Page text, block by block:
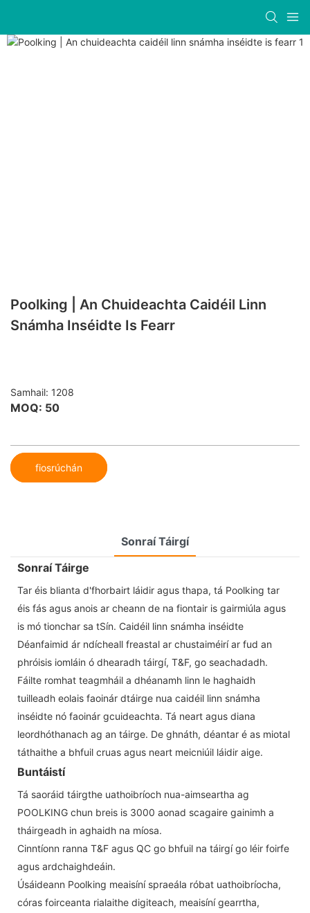
Poolking | An Chuideachta Caidéil Linn
Snámha Inséidte Is Fearr
Samhail: 1208
MOQ: 50
fiosrúchán
Sonraí Táirgí
Sonraí Táirge
Tar éis blianta d'fhorbairt láidir agus thapa, tá Poolking tar
éis fás agus anois ar cheann de na fiontair is gairmiúla agus
is mó tionchar sa tSín. Caidéil linn snámha inséidte
Déanfaimid ár ndícheall freastal ar chustaiméirí ar fud an
phróisis iomláin ó dhearadh táirgí, T&F, go seachadadh.
Fáilte romhat teagmháil a dhéanamh linn le haghaidh
tuilleadh eolais faoinár dtáirge nua caidéil linn snámha
inséidte nó faoinár gcuideachta. Tá neart agus diana
leordhóthanach ag an táirge. De ghnáth, déantar é as miotal
táthaithe a bhfuil cruas agus neart meicniúil láidir aige.
Buntáistí
Tá saoráid táirgthe uathoibríoch nua-aimseartha ag
POOLKING chun breis is 3000 aonad scagaire gainimh a
tháirgeadh in aghaidh na míosa.
Cinntíonn ranna T&F agus QC go bhfuil na táirgí go léir foirfe
agus ardchaighdeáin.
Úsáideann Poolking meaisíní spraeála róbat uathoibríocha,
córas foirceanta rialaithe digiteach, meaisíní gearrtha,